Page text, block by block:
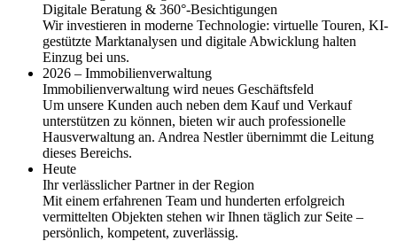
Digitale Beratung & 360°-Besichtigungen
Wir investieren in moderne Technologie: virtuelle Touren, KI-
gestützte Marktanalysen und digitale Abwicklung halten
Einzug bei uns.
2026 – Immobilienverwaltung
Immobilienverwaltung wird neues Geschäftsfeld
Um unsere Kunden auch neben dem Kauf und Verkauf
unterstützen zu können, bieten wir auch professionelle
Hausverwaltung an. Andrea Nestler übernimmt die Leitung
dieses Bereichs.
Heute
Ihr verlässlicher Partner in der Region
Mit einem erfahrenen Team und hunderten erfolgreich
vermittelten Objekten stehen wir Ihnen täglich zur Seite –
persönlich, kompetent, zuverlässig.